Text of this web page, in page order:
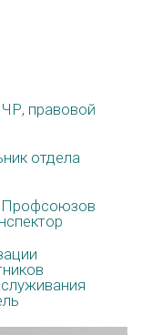
ЧР, правовой
отдела
Профсоюзов